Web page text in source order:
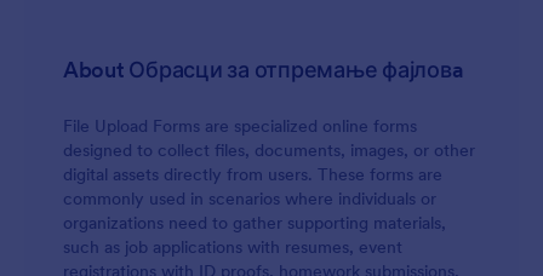
About Обрасци за отпремање фајловa
File Upload Forms are specialized online forms
designed to collect files, documents, images, or other
digital assets directly from users. These forms are
commonly used in scenarios where individuals or
organizations need to gather supporting materials,
such as job applications with resumes, event
registrations with ID proofs, homework submissions,